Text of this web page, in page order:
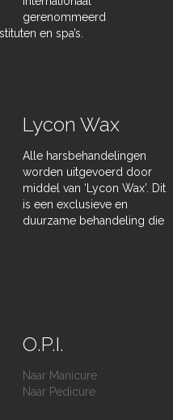
gerenommeerd
en spa’s.
Lycon Wax
Alle harsbehandelingen
worden uitgevoerd door
middel van ‘Lycon Wax’. Dit
is een exclusieve en
duurzame behandeling die
O.P.I.
Naar Manicure
Naar Pedicure